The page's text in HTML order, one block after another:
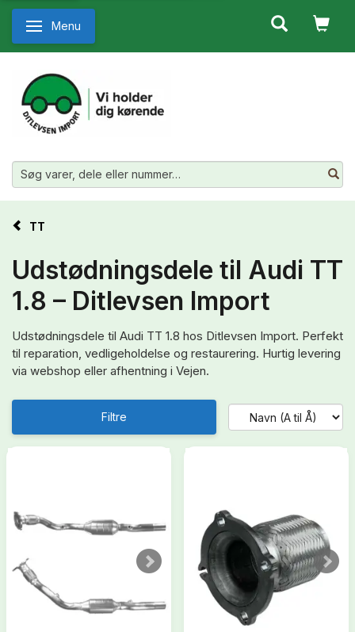
Skifte navigation
Menu
TT
Udstødningsdele til Audi TT
1.8 – Ditlevsen Import
Udstødningsdele til Audi TT 1.8 hos Ditlevsen Import. Perfekt
til reparation, vedligeholdelse og restaurering. Hurtig levering
via webshop eller afhentning i Vejen.
Filtre